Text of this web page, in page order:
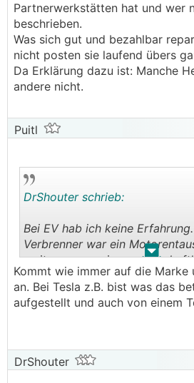
Partnerwerkstätten hat und wer
beschrieben.
Was sich gut und bezahlbar
nicht posten sie laufend übers
Da Erklärung dazu ist: Manche
andere nicht.
Puitl
. .
DrShouter schrieb:
Bei EV hab ich keine
Verbrenner war ein
weit weg von einem
Totalschaden (haten das mal
BMW). EV scheint jedoch einer
kann ja nicht wirklich sein?
Kommt wie immer auf die
an. Bei Tesla z.B. bist was das
aufgestellt und auch von einem
DrShouter